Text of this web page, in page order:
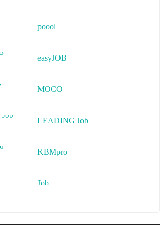
poool
easyJOB
MOCO
LEADING Job
KBMpro
Job+